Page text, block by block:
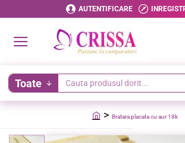
AUTENTIFICARE
Toate
Cauta
produsul
Bratara placata cu aur 18k